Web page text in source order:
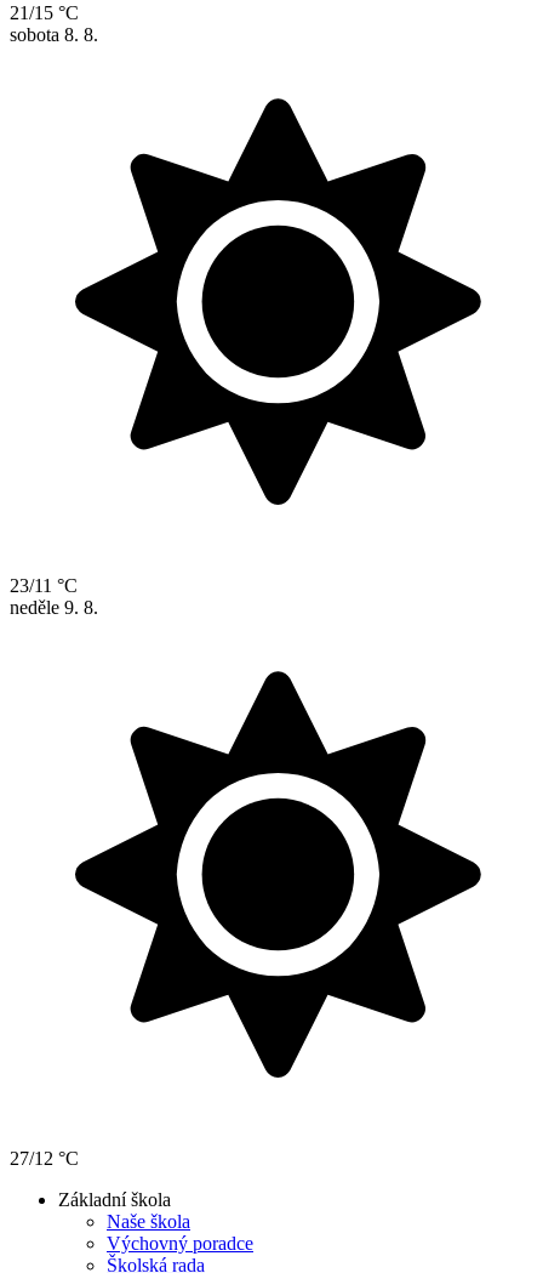
21/15 °C
sobota 8. 8.
23/11 °C
neděle 9. 8.
27/12 °C
Základní škola
Naše škola
Výchovný poradce
Školská rada